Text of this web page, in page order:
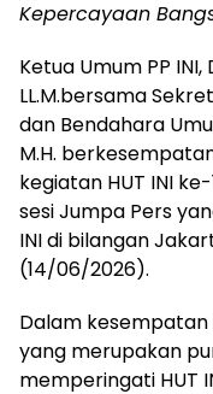
Kepercayaan
Ketua Umum PP INI,
LL.M.bersama
dan Bendahara
M.H.
kegiatan HUT INI
sesi Jumpa Pers
INI di bilangan
(14/06/2026).
Dalam kesempatan
yang merupakan
memperingati HUT